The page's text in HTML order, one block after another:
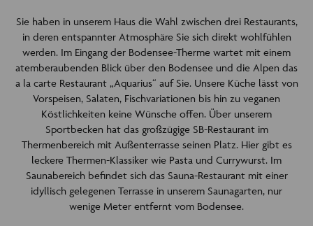
Sie haben in unserem Haus die Wahl zwischen drei Restaurants,
in deren entspannter Atmosphäre Sie sich direkt wohlfühlen
werden. Im Eingang der Bodensee-Therme wartet mit einem
atemberaubenden Blick über den Bodensee und die Alpen das
a la carte Restaurant „Aquarius“ auf Sie. Unsere Küche lässt von
Vorspeisen, Salaten, Fischvariationen bis hin zu veganen
Köstlichkeiten keine Wünsche offen. Über unserem
Sportbecken hat das großzügige SB-Restaurant im
Thermenbereich mit Außenterrasse seinen Platz. Hier gibt es
leckere Thermen-Klassiker wie Pasta und Currywurst. Im
Saunabereich befindet sich das Sauna-Restaurant mit einer
idyllisch gelegenen Terrasse in unserem Saunagarten, nur
wenige Meter entfernt vom Bodensee.